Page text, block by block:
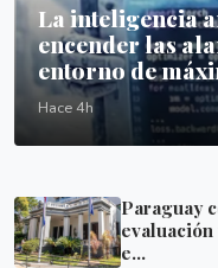
La inteligencia
encender las
entorno de
Hace 4h
Paraguay
e...